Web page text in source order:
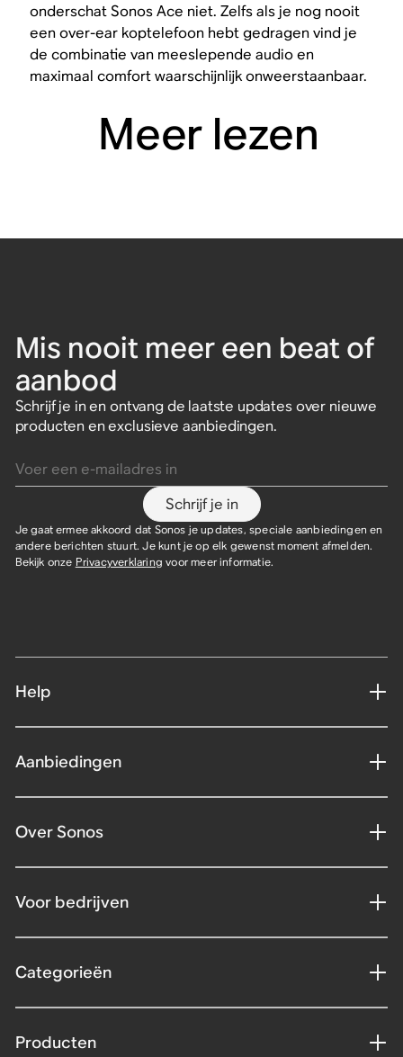
onderschat Sonos Ace niet. Zelfs als je nog nooit
een over-ear koptelefoon hebt gedragen vind je
de combinatie van meeslepende audio en
maximaal comfort waarschijnlijk onweerstaanbaar.
Meer lezen
Mis nooit meer een beat of
aanbod
Schrijf je in en ontvang de laatste updates over nieuwe
producten en exclusieve aanbiedingen.
Schrijf je in
Je gaat ermee akkoord dat Sonos je updates, speciale aanbiedingen en
andere berichten stuurt. Je kunt je op elk gewenst moment afmelden.
Bekijk onze Privacyverklaring voor meer informatie.
Help
Aanbiedingen
Over Sonos
Voor bedrijven
Categorieën
Producten